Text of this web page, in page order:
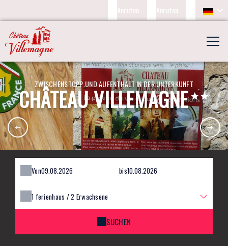
Anrufen
Anrufen
ZWISCHENSTOPP UND AUFENTHALT IN DER UNTERKUNFT
CHÂTEAU VILLEMAGNE
Von bis
1 ferienhaus /2 Erwachsene
SUCHEN